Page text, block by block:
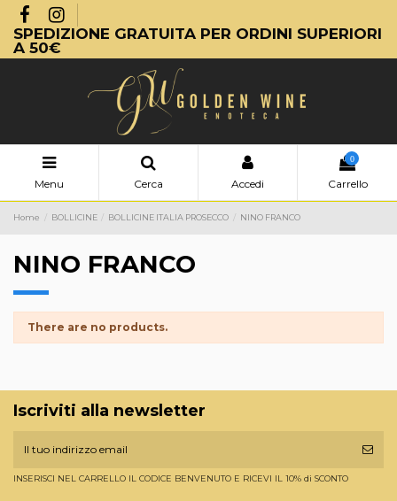
SPEDIZIONE GRATUITA PER ORDINI SUPERIORI
A 50€
Menu Cerca Accedi
0
Carrello
Home BOLLICINE BOLLICINE ITALIA PROSECCO NINO FRANCO
NINO FRANCO
There are no products.
Iscriviti alla newsletter
INSERISCI NEL CARRELLO IL CODICE BENVENUTO E RICEVI IL 10% di SCONTO